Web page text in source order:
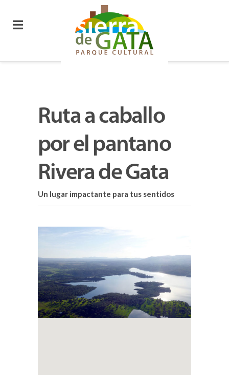
Ruta a caballo
por el pantano
Rivera de Gata
Un lugar impactante para tus sentidos